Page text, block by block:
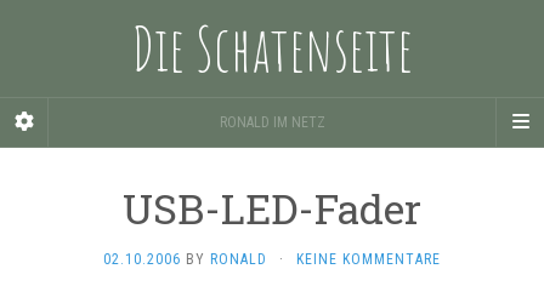
Die Schatenseite
RONALD IM NETZ
USB-LED-Fader
02.10.2006 BY RONALD · KEINE KOMMENTARE